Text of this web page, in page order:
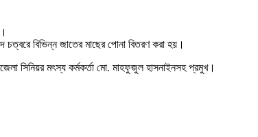
বিভিন্ন জাতের মাছের পোনা বিতরণ করা হয়।
সিনিয়র মৎস্য কর্মকর্তা মো. মাহফুজুল হাসনাইনসহ প্রমুখ।